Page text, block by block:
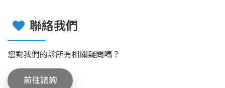
聯絡我們
您對我們的診所有相關疑問嗎？
前往諮詢